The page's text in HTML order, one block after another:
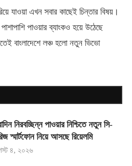
যাওয়া এখন সবার কাছেই চিন্তার বিষয়।
পাওয়ার ব্যাংকও হয়ে উঠেছে
বাংলাদেশে লঞ্চ হলো নতুন ভিভো
নিরবচ্ছিন্ন পাওয়ার নিশ্চিতে নতুন সি-
স্মার্টফোন নিয়ে আসছে রিয়েলমি
৪, ২০২৬